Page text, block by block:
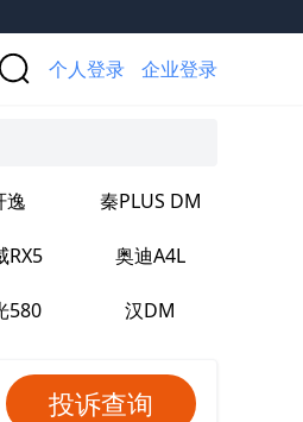
个人登录 企业登录
逸 秦PLUS DM
RX5 奥迪A4L
580 汉DM
投诉查询